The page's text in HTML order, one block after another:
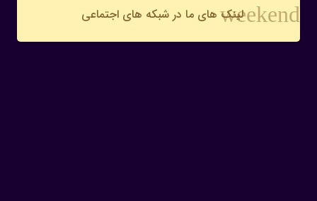
weekendلینک های ما در شبکه های اجتماعی